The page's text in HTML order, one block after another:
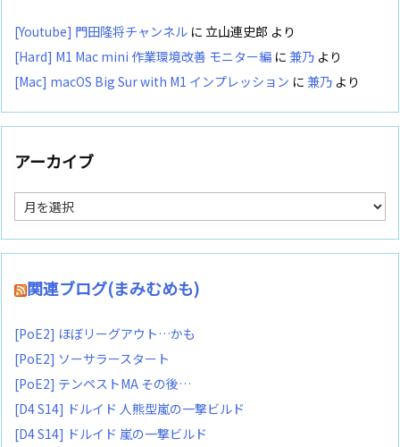
[Youtube] 門田隆将チャンネル に 立山連史郎 より
[Hard] M1 Mac mini 作業環境改善 モニター編 に 兼乃 より
[Mac] macOS Big Sur with M1 インプレッション に 兼乃 より
アーカイブ
ア
ー
カ
イ
関連ブログ(まみむめも)
[PoE2] ほぼリーグアウト…かも
[PoE2] ソーサラースタート
[PoE2] テンペストMA その後…
[D4 S14] ドルイド 人熊型嵐の一撃ビルド
[D4 S14] ドルイド 嵐の一撃ビルド